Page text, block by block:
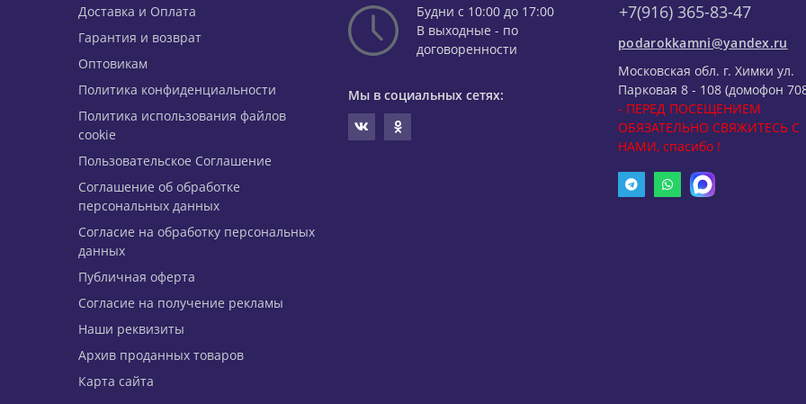
Доставка и Оплата
Гарантия и возврат
Оптовикам
Политика конфиденциальности
Политика использования файлов
cookie
Пользовательское Соглашение
Соглашение об обработке
персональных данных
Согласие на обработку персональных
данных
Публичная оферта
Согласие на получение рекламы
Наши реквизиты
Архив проданных товаров
Карта сайта
Будни с 10:00 до 17:00
В выходные - по
договоренности
Мы в социальных сетях:
+7(916) 365-83-47
podarokkamni@yandex.ru
Московская обл. г. Химки ул.
Парковая 8 - 108 (домофон
- ПЕРЕД ПОСЕЩЕНИЕМ
ОБЯЗАТЕЛЬНО СВЯЖИТЕСЬ С
НАМИ, спасибо !